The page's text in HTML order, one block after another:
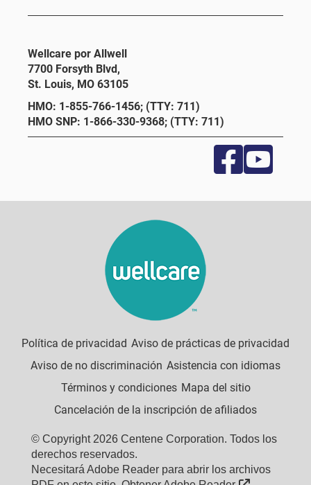
Wellcare por Allwell
7700 Forsyth Blvd,
St. Louis, MO 63105
HMO: 1-855-766-1456; (TTY: 711)
HMO SNP: 1-866-330-9368; (TTY: 711)
Política de privacidad Aviso de prácticas de privacidad
Aviso de no discriminación Asistencia con idiomas
Términos y condiciones Mapa del sitio
Cancelación de la inscripción de afiliados
© Copyright 2026 Centene Corporation. Todos los
derechos reservados.
Necesitará Adobe Reader para abrir los archivos